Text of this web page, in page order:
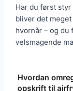
Har du først
bliver det
hvornår – og du
velsmagende
Hvordan
opskrift til